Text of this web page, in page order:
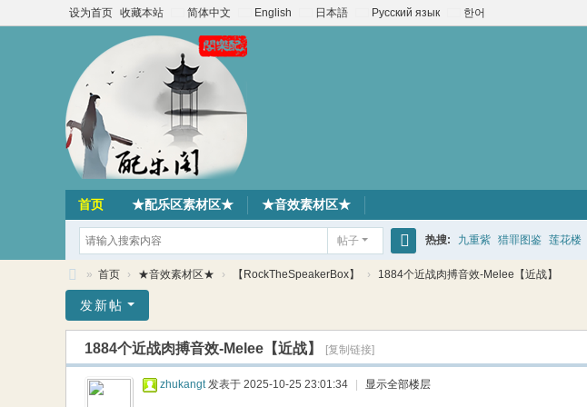
设为首页 收藏本站 简体中文 English 日本語 Русский язык 한어
首页 ★配乐区素材区★ ★音效素材区★
帖子
搜
热搜: 九重紫 猎罪图鉴 莲花楼
乐
» 首页 › ★音效素材区★ › 【RockTheSpeakerBox】 › 1884个近战肉搏音效-Melee【近战】
发新帖
1884个近战肉搏音效-Melee【近战】 [复制链接]
zhukangt 发表于 2025-10-25 23:01:34 显示全部楼层